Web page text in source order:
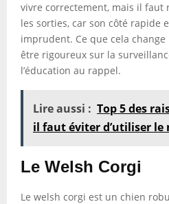
vivre correctement, mais il
les sorties, car son côté rapide
imprudent. Ce que cela change
être rigoureux sur la
l’éducation au rappel.
Lire aussi : Top 5 des
il faut éviter d’utiliser le
Le Welsh Corgi
Le welsh corgi est un chien